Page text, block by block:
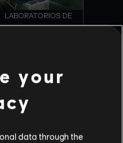
LABORATORIOS DE
NIGHTHAVEN
your
data through the